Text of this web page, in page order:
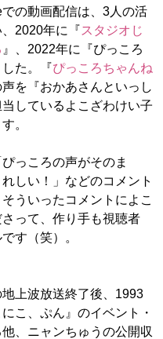
での動画配信は、3人の活
2020年に『スタジオじ
』、2022年に『ぴっころ
た。『ぴっころちゃんね
を『おかあさんといっし
しているよこざわけい子
。
っころの声がそのま
しい！」などのコメント
ういったコメントによこ
って、作り手も視聴者
す（笑）。
地上波放送終了後、1993
こ、ぷん』のイベント・
、ニャンちゅうの公開収